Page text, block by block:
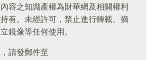
容之知識產權為財華網及相關權利
有。未經許可，禁止進行轉載、摘
鏡像等任何使用。
請發郵件至